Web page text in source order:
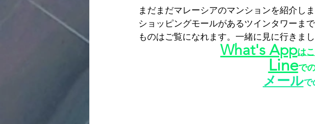
まだまだマレーシアのマンションを紹介し
ショッピングモールがあるツインタワーま
ものはご覧になれます。一緒に見に行きまし
What's Appは
Lineで
メールで